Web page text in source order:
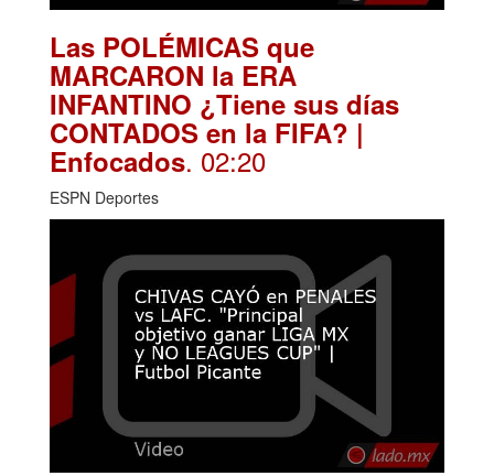
Las POLÉMICAS que
MARCARON la ERA
INFANTINO ¿Tiene sus días
CONTADOS en la FIFA? |
Enfocados. 02:20
ESPN Deportes